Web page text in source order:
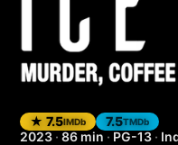
Dos
★ 7.5IMDb 7.5TMDb
2023 · 86 min · PG-13 ·